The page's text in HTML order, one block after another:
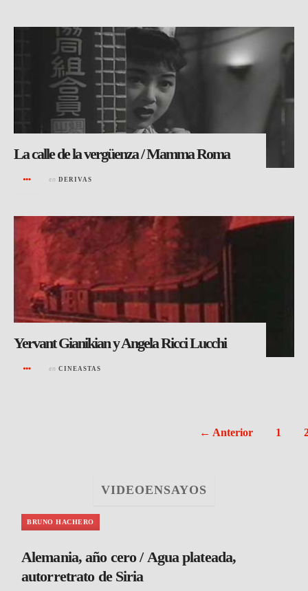
La calle de la vergüenza / Mamma Roma
en DERIVAS
Yervant Gianikian y Angela Ricci Lucchi
en CINEASTAS
← Anterior 1
VIDEOENSAYOS
BRUNO HACHERO
Alemania, año cero / Agua plateada,
autorretrato de Siria